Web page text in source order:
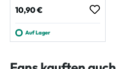
Regulärer Preis:
10,90 €
Auf Lager